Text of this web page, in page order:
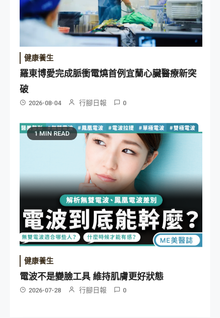
健康養生
羅東博愛完成脈衝電燒首例宜蘭心臟醫療新突
破
2026-08-04 行腳日報 0
1 MIN READ
健康養生
電波不是變臉工具 維持肌膚更好狀態
2026-07-28 行腳日報 0